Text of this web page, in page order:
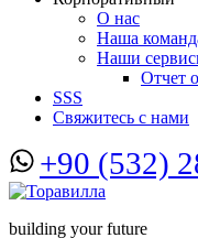
О нас
Наша
Наши
Отчет
SSS
Свяжитесь с нами
+90 (532)
building your future